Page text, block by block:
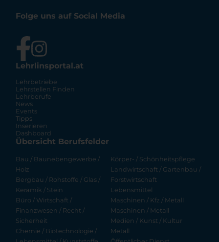
Folge uns auf Social Media
Lehrlinsportal.at
Lehrbetriebe
Lehrstellen Finden
Lehrberufe
News
Events
Tipps
Inserieren
Dashboard
Übersicht Berufsfelder
Bau / Baunebengewerbe /
Holz
Bergbau / Rohstoffe / Glas /
Keramik / Stein
Büro / Wirtschaft /
Finanzwesen / Recht /
Sicherheit
Chemie / Biotechnologie /
Körper- / Schönheitspflege
Landwirtschaft / Gartenbau /
Forstwirtschaft
Lebensmittel
Maschinen / Kfz / Metall
Maschinen / Metall
Medien / Kunst / Kultur
Metall